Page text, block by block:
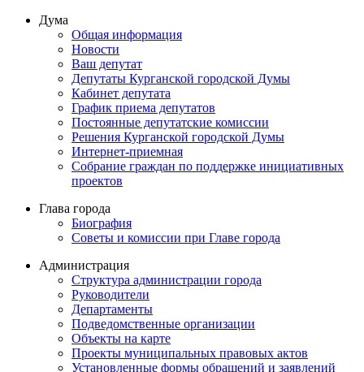
Дума
Общая информация
Новости
Ваш депутат
Депутаты Курганской городской Думы
Кабинет депутата
График приема депутатов
Постоянные депутатские комиссии
Решения Курганской городской Думы
Интернет-приемная
Собрание граждан по поддержке инициативных
проектов
Глава города
Биография
Советы и комиссии при Главе города
Администрация
Структура администрации города
Руководители
Департаменты
Подведомственные организации
Объекты на карте
Проекты муниципальных правовых актов
Установленные формы обращений и заявлений